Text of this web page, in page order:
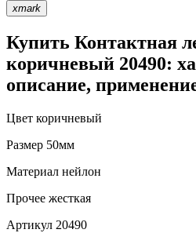
xmark
Купить Контактная
коричневый 20490:
описание,
Цвет коричневый
Размер 50мм
Материал нейлон
Прочее жесткая
Артикул 20490